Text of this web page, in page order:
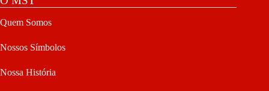
Quem Somos
Nossos Símbolos
Nossa História